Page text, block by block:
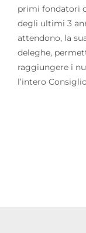
primi fondatori
degli ultimi 3
attendono, la
deleghe,
raggiungere i
l’intero